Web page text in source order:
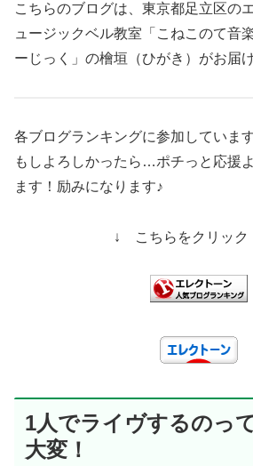
こちらのブログは、東京都足立区の
ュージックベル教室「こねこのて音
ーじっく」の檜垣（ひがき）がお届
各ブログランキングに参加しています
もしよろしかったら…ポチっと応援
ます！励みになります♪
↓ こちらをクリッ
1人でライヴするのっ
大変！